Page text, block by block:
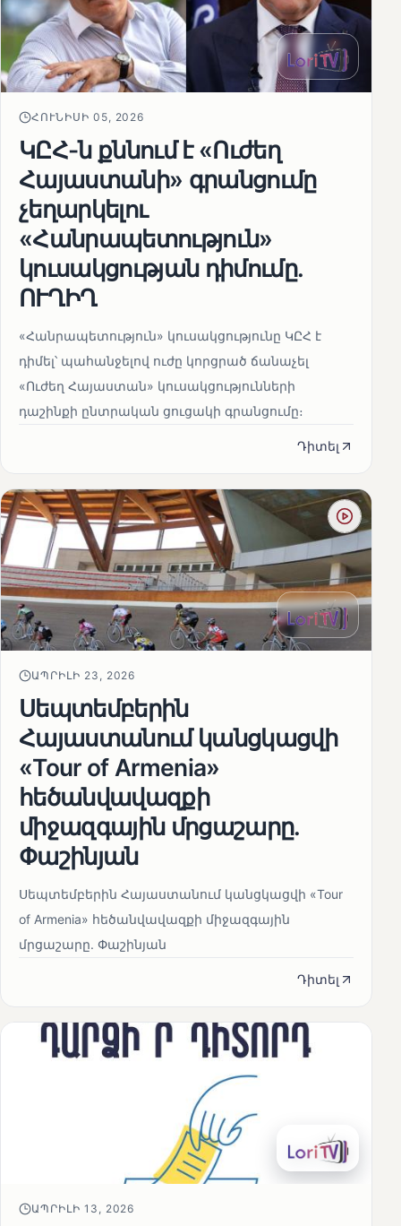
ՀՈՒՆԻՍԻ 05, 2026
ԿԸՀ-ն քննում է «Ուժեղ
Հայաստանի» գրանցումը
չեղարկելու
«Հանրապետություն»
կուսակցության դիմումը.
ՈՒՂԻՂ
«Հանրապետություն» կուսակցությունը ԿԸՀ է
դիմել՝ պահանջելով ուժը կորցրած ճանաչել
«Ուժեղ Հայաստան» կուսակցությունների
դաշինքի ընտրական ցուցակի գրանցումը։
Դիտել
ԱՊՐԻԼԻ 23, 2026
Սեպտեմբերին
Հայաստանում կանցկացվի
«Tour of Armenia»
հեծանվավազքի
միջազգային մրցաշարը.
Փաշինյան
Սեպտեմբերին Հայաստանում կանցկացվի «Tour
of Armenia» հեծանվավազքի միջազգային
մրցաշարը. Փաշինյան
Դիտել
ԱՊՐԻԼԻ 13, 2026